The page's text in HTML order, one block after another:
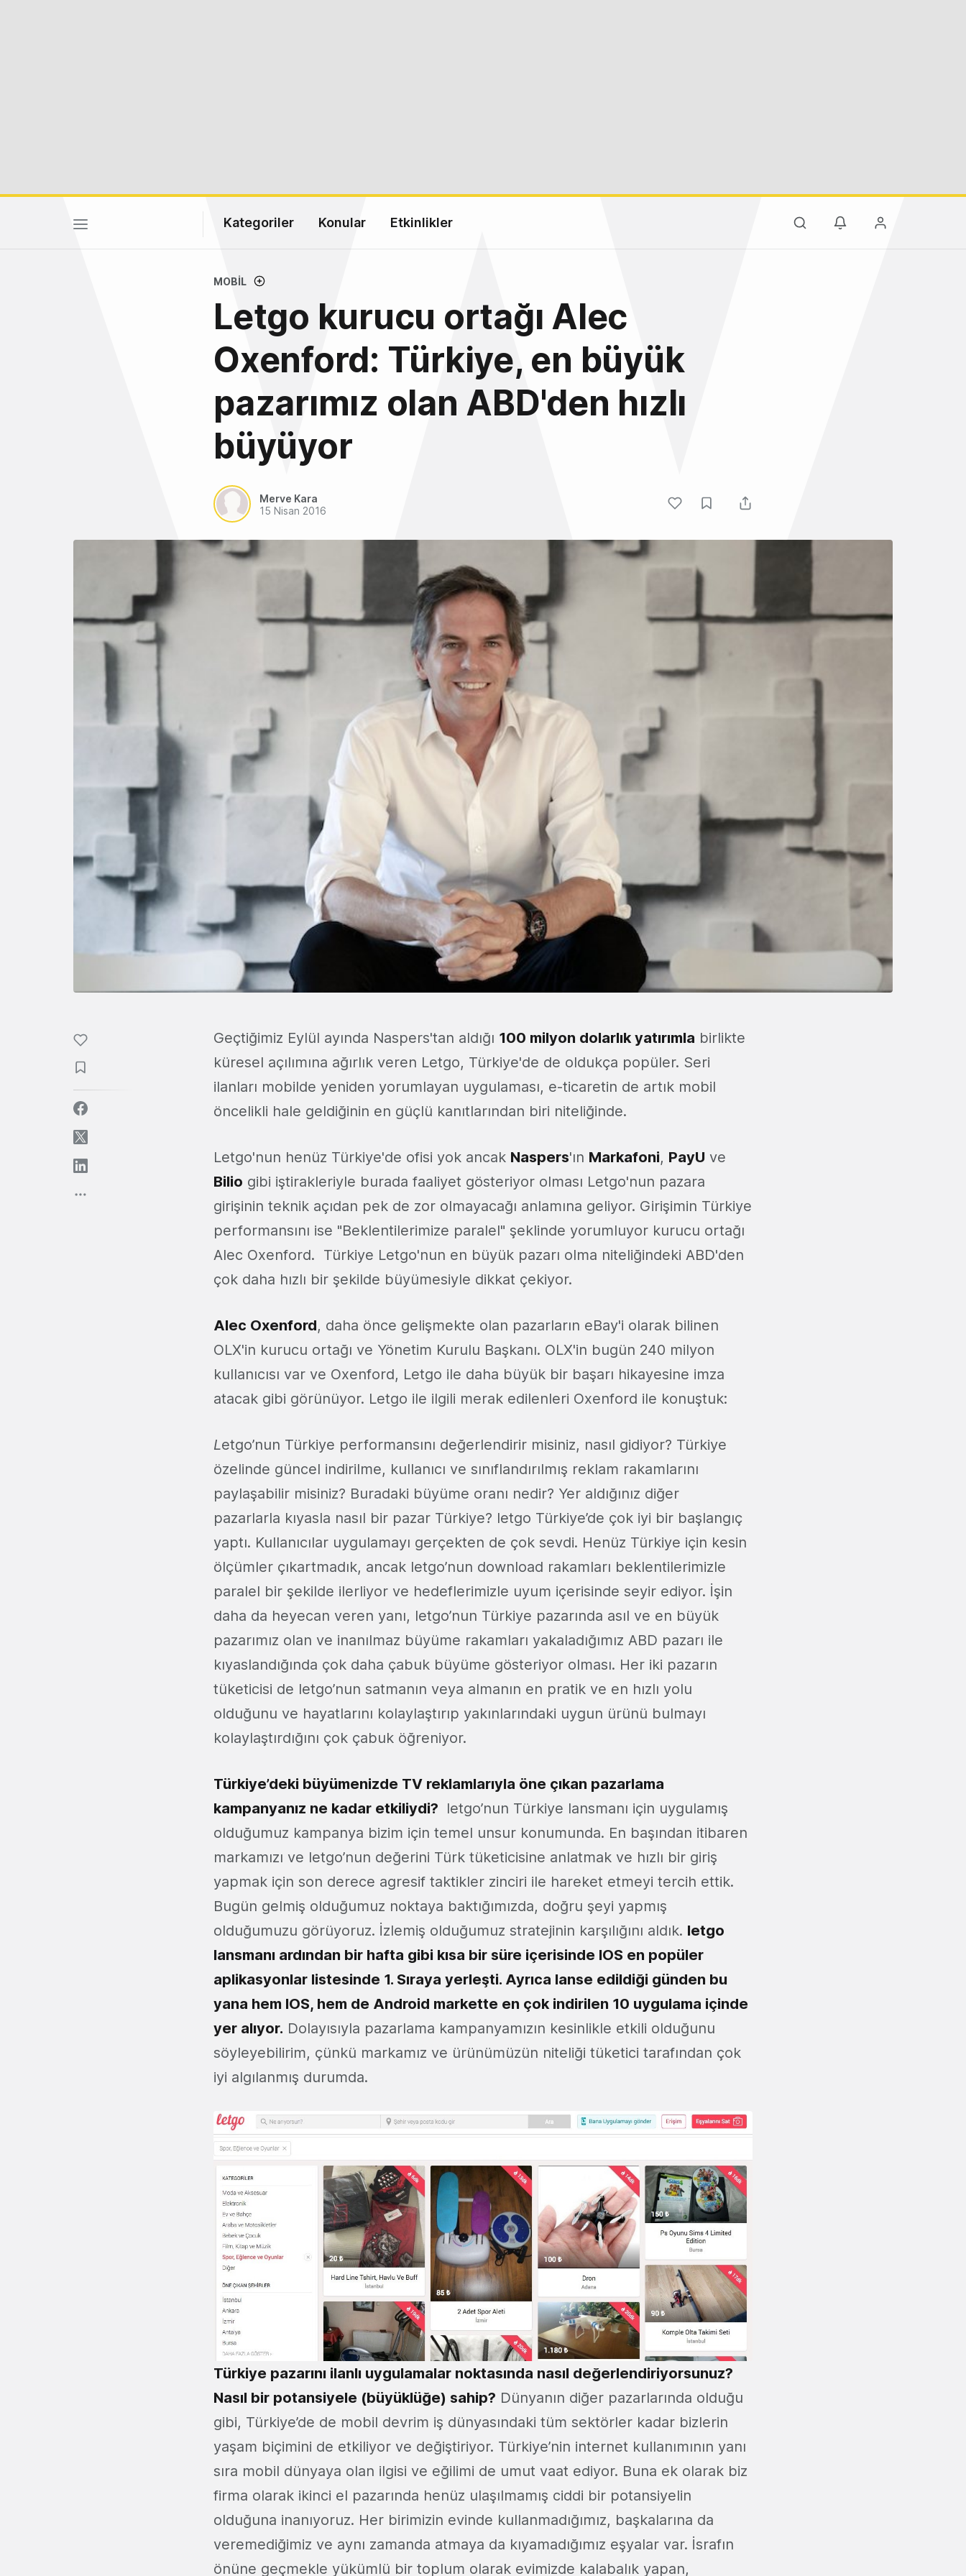
Kategoriler Konular Etkinlikler
MOBIL
Letgo kurucu ortağı Alec
Oxenford: Türkiye, en büyük
pazarımız olan ABD'den hızlı
büyüyor
Merve Kara
15 Nisan 2016
Geçtiğimiz Eylül ayında Naspers'tan aldığı 100 milyon dolarlık yatırımla birlikte
küresel açılımına ağırlık veren Letgo, Türkiye'de de oldukça popüler. Seri
ilanları mobilde yeniden yorumlayan uygulaması, e-ticaretin de artık mobil
öncelikli hale geldiğinin en güçlü kanıtlarından biri niteliğinde.
Letgo'nun henüz Türkiye'de ofisi yok ancak Naspers'ın Markafoni, PayU ve
Bilio gibi iştirakleriyle burada faaliyet gösteriyor olması Letgo'nun pazara
girişinin teknik açıdan pek de zor olmayacağı anlamına geliyor. Girişimin Türkiye
performansını ise "Beklentilerimize paralel" şeklinde yorumluyor kurucu ortağı
Alec Oxenford. Türkiye Letgo'nun en büyük pazarı olma niteliğindeki ABD'den
çok daha hızlı bir şekilde büyümesiyle dikkat çekiyor.
Alec Oxenford, daha önce gelişmekte olan pazarların eBay'i olarak bilinen
OLX'in kurucu ortağı ve Yönetim Kurulu Başkanı. OLX'in bugün 240 milyon
kullanıcısı var ve Oxenford, Letgo ile daha büyük bir başarı hikayesine imza
atacak gibi görünüyor. Letgo ile ilgili merak edilenleri Oxenford ile konuştuk:
Letgo’nun Türkiye performansını değerlendirir misiniz, nasıl gidiyor? Türkiye
özelinde güncel indirilme, kullanıcı ve sınıflandırılmış reklam rakamlarını
paylaşabilir misiniz? Buradaki büyüme oranı nedir? Yer aldığınız diğer
pazarlarla kıyasla nasıl bir pazar Türkiye? letgo Türkiye’de çok iyi bir başlangıç
yaptı. Kullanıcılar uygulamayı gerçekten de çok sevdi. Henüz Türkiye için kesin
ölçümler çıkartmadık, ancak letgo’nun download rakamları beklentilerimizle
paralel bir şekilde ilerliyor ve hedeflerimizle uyum içerisinde seyir ediyor. İşin
daha da heyecan veren yanı, letgo’nun Türkiye pazarında asıl ve en büyük
pazarımız olan ve inanılmaz büyüme rakamları yakaladığımız ABD pazarı ile
kıyaslandığında çok daha çabuk büyüme gösteriyor olması. Her iki pazarın
tüketicisi de letgo’nun satmanın veya almanın en pratik ve en hızlı yolu
olduğunu ve hayatlarını kolaylaştırıp yakınlarındaki uygun ürünü bulmayı
kolaylaştırdığını çok çabuk öğreniyor.
Türkiye’deki büyümenizde TV reklamlarıyla öne çıkan pazarlama
kampanyanız ne kadar etkiliydi? letgo’nun Türkiye lansmanı için uygulamış
olduğumuz kampanya bizim için temel unsur konumunda. En başından itibaren
markamızı ve letgo’nun değerini Türk tüketicisine anlatmak ve hızlı bir giriş
yapmak için son derece agresif taktikler zinciri ile hareket etmeyi tercih ettik.
Bugün gelmiş olduğumuz noktaya baktığımızda, doğru şeyi yapmış
olduğumuzu görüyoruz. İzlemiş olduğumuz stratejinin karşılığını aldık. letgo
lansmanı ardından bir hafta gibi kısa bir süre içerisinde IOS en popüler
aplikasyonlar listesinde 1. Sıraya yerleşti. Ayrıca lanse edildiği günden bu
yana hem IOS, hem de Android markette en çok indirilen 10 uygulama içinde
yer alıyor. Dolayısıyla pazarlama kampanyamızın kesinlikle etkili olduğunu
söyleyebilirim, çünkü markamız ve ürünümüzün niteliği tüketici tarafından çok
iyi algılanmış durumda.
Türkiye pazarını ilanlı uygulamalar noktasında nasıl değerlendiriyorsunuz?
Nasıl bir potansiyele (büyüklüğe) sahip? Dünyanın diğer pazarlarında olduğu
gibi, Türkiye’de de mobil devrim iş dünyasındaki tüm sektörler kadar bizlerin
yaşam biçimini de etkiliyor ve değiştiriyor. Türkiye’nin internet kullanımının yanı
sıra mobil dünyaya olan ilgisi ve eğilimi de umut vaat ediyor. Buna ek olarak biz
firma olarak ikinci el pazarında henüz ulaşılmamış ciddi bir potansiyelin
olduğuna inanıyoruz. Her birimizin evinde kullanmadığımız, başkalarına da
veremediğimiz ve aynı zamanda atmaya da kıyamadığımız eşyalar var. İsrafın
önüne geçmekle yükümlü bir toplum olarak evimizde kalabalık yapan,